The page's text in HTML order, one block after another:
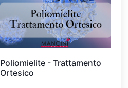
Poliomielite - Trattamento
Ortesico